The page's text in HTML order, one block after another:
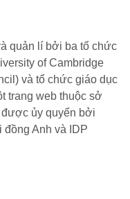
quản lí bởi ba tổ chức
of Cambridge
và tổ chức giáo dục
trang web thuộc sở
ủy quyển bởi
đồng Anh và IDP